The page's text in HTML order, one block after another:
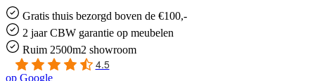
Gratis thuis bezorgd boven de €100,-
2 jaar CBW garantie op meubelen
Ruim 2500m2 showroom
4.5
op Google